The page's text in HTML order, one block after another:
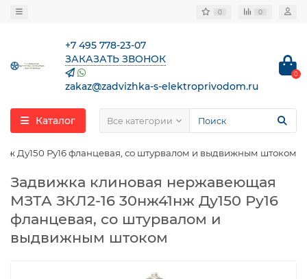
0 0
+7 495 778-23-07
ЗАКАЗАТЬ ЗВОНОК
zakaz@zadvizhka-s-elektroprivodom.ru
0
Каталог Все категории
Ду150 Ру16 фланцевая, со штурвалом и выдвижным штоком
Задвижка клиновая нержавеющая
МЗТА ЗКЛ2-16 30нж41нж Ду150 Ру16
фланцевая, со штурвалом и
выдвижным штоком